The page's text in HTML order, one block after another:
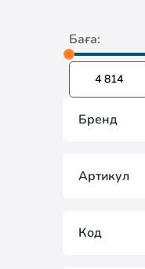
Баға:
Бренд
Артикул
Код